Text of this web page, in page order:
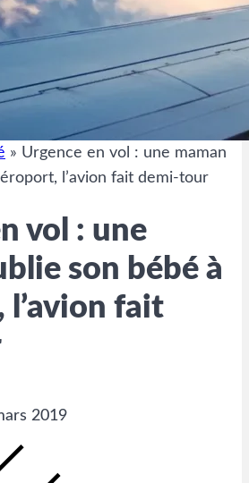
» Urgence en vol : une maman
l’avion fait demi-tour
vol : une
son bébé à
l’avion fait
2019